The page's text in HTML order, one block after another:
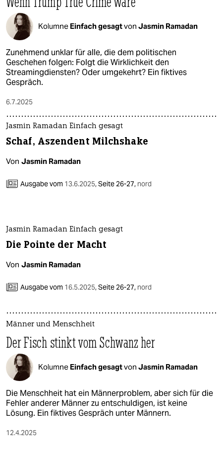
Kolumne Einfach gesagtvon Jasmin Ramadan
Zunehmend unklar für alle, die dem politischen
Geschehen folgen: Folgt die Wirklichkeit den
Streamingdiensten? Oder umgekehrt? Ein fiktives
Gespräch.
6.7.2025
Jasmin Ramadan Einfach gesagt
Schaf, Aszendent Milchshake
Von Jasmin Ramadan
Ausgabe vom 13.6.2025,Seite 26-27, nord
Jasmin Ramadan Einfach gesagt
Die Pointe der Macht
Von Jasmin Ramadan
Ausgabe vom 16.5.2025,Seite 26-27, nord
Männer und Menschheit
Der Fisch stinkt vom Schwanz her
Kolumne Einfach gesagtvon Jasmin Ramadan
Die Menschheit hat ein Männerproblem, aber sich für die
Fehler anderer Männer zu entschuldigen, ist keine
Lösung. Ein fiktives Gespräch unter Männern.
12.4.2025